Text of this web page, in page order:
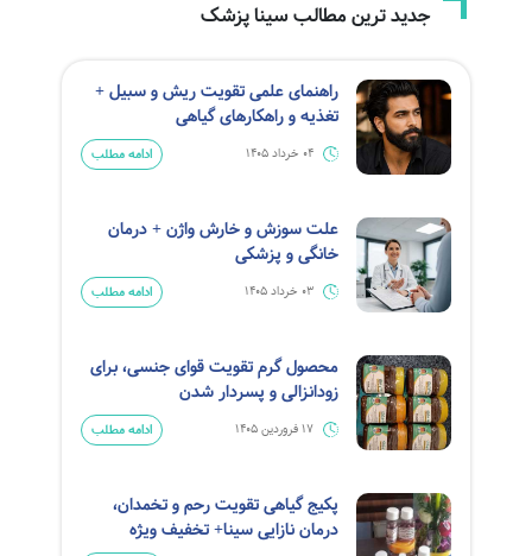
جدید ترین مطالب سینا پزشک
راهنمای علمی تقویت ریش و سبیل +
تغذیه و راهکارهای گیاهی
04 خرداد 1405 ادامه مطلب
علت سوزش و خارش واژن + درمان
خانگی و پزشکی
03 خرداد 1405 ادامه مطلب
محصول گرم تقویت قوای جنسی، برای
زودانزالی و پسردار شدن
17 فروردین 1405 ادامه مطلب
پکیج گیاهی تقویت رحم و تخمدان،
درمان نازایی سینا+ تخفیف ویژه